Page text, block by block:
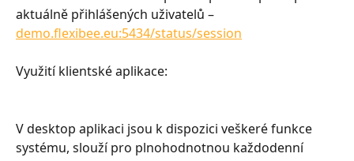
aktuálně přihlášených uživatelů –
demo.flexibee.eu:5434/status/session
Využití klientské aplikace:
V desktop aplikaci jsou k dispozici veškeré funkce
systému, slouží pro plnohodnotnou každodenní